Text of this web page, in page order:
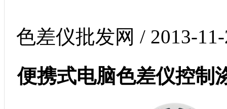
色差仪批发网 / 2013-
便携式电脑色差仪控制